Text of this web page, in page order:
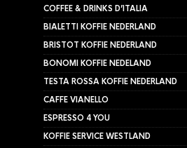
COFFEE & DRINKS D’ITALIA
BIALETTI KOFFIE NEDERLAND
BRISTOT KOFFIE NEDERLAND
BONOMI KOFFIE NEDELAND
TESTA ROSSA KOFFIE NEDERLAND
CAFFE VIANELLO
ESPRESSO 4 YOU
KOFFIE SERVICE WESTLAND